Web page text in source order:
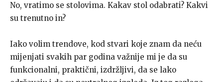
No, vratimo se stolovima. Kakav stol odabrati? Kakvi
su trenutno in?
Iako volim trendove, kod stvari koje znam da neću
mijenjati svakih par godina važnije mi je da su
funkcionalni, praktični, izdržljivi, da se lako